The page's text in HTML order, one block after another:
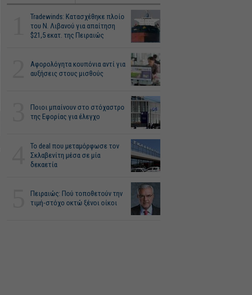
Tradewinds: Κατασχέθηκε πλοίο
του Ν. Λιβανού για απαίτηση
$21,5 εκατ. της Πειραιώς
Αφορολόγητα κουπόνια αντί για
αυξήσεις στους μισθούς
Ποιοι μπαίνουν στο στόχαστρο
της Εφορίας για έλεγχο
Το deal που μεταμόρφωσε τον
Σκλαβενίτη μέσα σε μία
δεκαετία
Πειραιώς: Πού τοποθετούν την
τιμή-στόχο οκτώ ξένοι οίκοι